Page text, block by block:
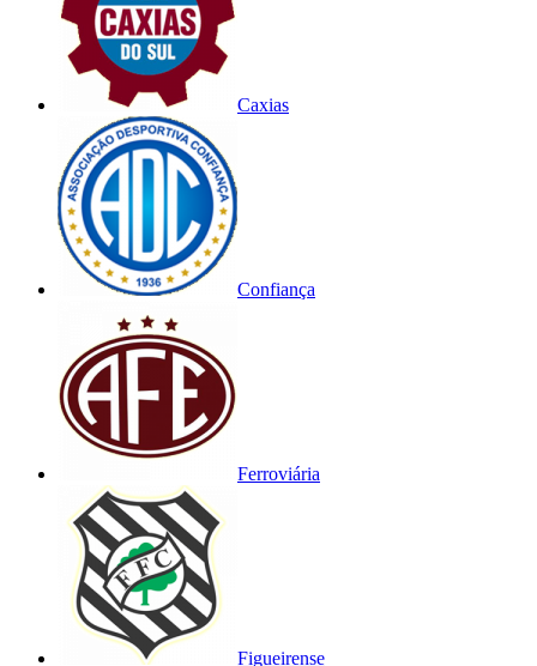
Caxias
Confiança
Ferroviária
Figueirense